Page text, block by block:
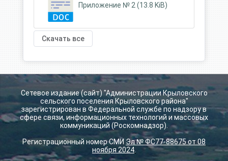
Приложение № 2 (13.8 KiB)
Скачать все
Сетевое издание (сайт) "Администрации Крыловского
сельского поселения Крыловского района"
зарегистрирован в Федеральной службе по надзору в
сфере связи, информационных технологий и массовых
коммуникаций (Роскомнадзор).
Регистрационный номер СМИ Эл № ФС77-88675 от 08
ноября 2024